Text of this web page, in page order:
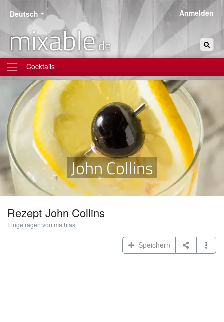
Deutsch
mixable.de
Anmelden
Cocktails
John Collins
Rezept John Collins
Eingetragen von mathias.
Speichern